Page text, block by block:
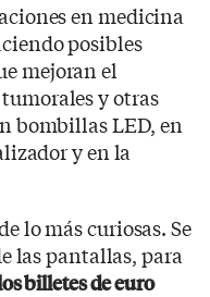
en medicina
posibles
mejoran el
y otras
bombillas LED, en
y en la
lo más curiosas. Se
las pantallas, para
billetes de euro